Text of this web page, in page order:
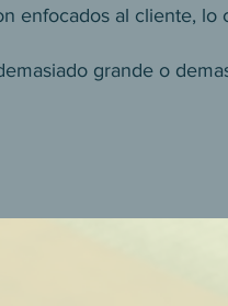
enfocados al cliente,
grande o